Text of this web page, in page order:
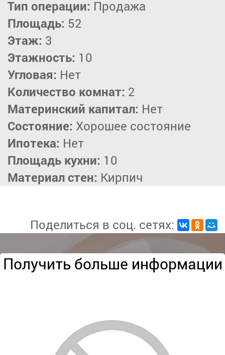
Тип операции: Продажа
Площадь: 52
Этаж: 3
Этажность: 10
Угловая: Нет
Количество комнат: 2
Материнский капитал: Нет
Состояние: Хорошее состояние
Ипотека: Нет
Площадь кухни: 10
Материал стен: Кирпич
Поделиться в соц. сетях:
Получить больше информации